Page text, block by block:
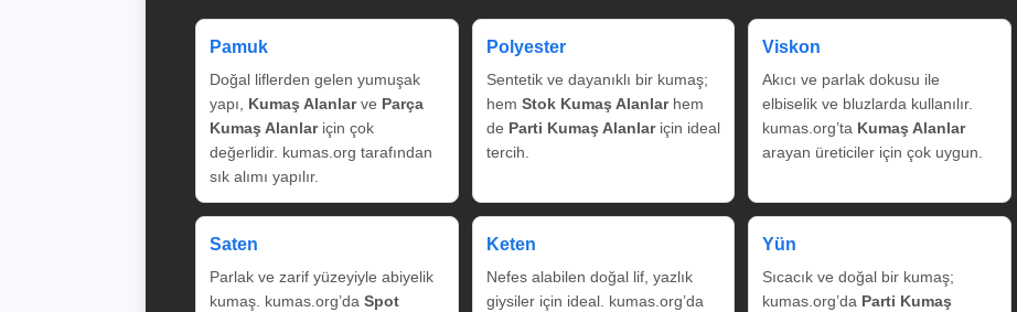
Pamuk
Doğal liflerden gelen yumuşak
yapı, Kumaş Alanlarve Parça
Kumaş Alanlariçin çok
değerlidir. kumas.org tarafından
sık alımı yapılır.
Polyester
Sentetik ve dayanıklı bir kumaş;
hem Stok Kumaş Alanlarhem
de Parti Kumaş Alanlariçin ideal
tercih.
Viskon
Akıcı ve parlak dokusu ile
elbiselik ve bluzlarda kullanılır.
kumas.org’ta Kumaş Alanlar
arayan üreticiler için çok uygun.
Saten
Parlak ve zarif yüzeyiyle abiyelik
kumaş. kumas.org’da Spot
Keten
Nefes alabilen doğal lif, yazlık
giysiler için ideal. kumas.org’da
Yün
Sıcacık ve doğal bir kumaş;
kumas.org’da Parti Kumaş